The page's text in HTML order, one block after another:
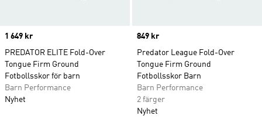
Price
1 649 kr
PREDATOR ELITE Fold-Over
Tongue Firm Ground
Fotbollsskor för barn
Barn Performance
Nyhet
Price
849 kr
Predator League Fold-Over
Tongue Firm Ground
Fotbollsskor Barn
Barn Performance
2 färger
Nyhet